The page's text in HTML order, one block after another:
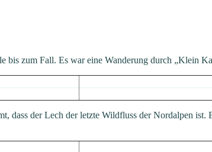
zum Fall. Es war eine Wanderung durch „Klein
der Lech der letzte Wildfluss der Nordalpen ist.